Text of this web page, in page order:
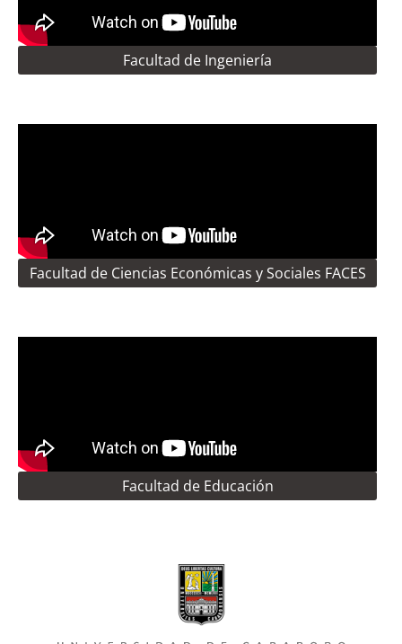
Facultad de Ingeniería
Facultad de Ciencias Económicas y Sociales FACES
Facultad de Educación